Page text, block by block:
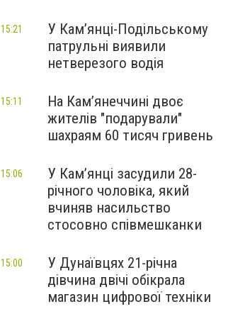
У Кам’янці-Подільському
патрульні виявили
нетверезого водія
15:21
На Камʼянеччині двоє
жителів "подарували"
шахраям 60 тисяч гривень
15:11
У Камʼянці засудили 28-
річного чоловіка, який
вчиняв насильство
стосовно співмешканки
15:06
У Дунаївцях 21-річна
дівчина двічі обікрала
магазин цифрової техніки
15:00